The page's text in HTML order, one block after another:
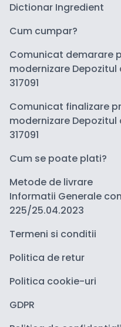
Dictionar Ingredient
Cum cumpar?
Comunicat demarare
modernizare Depozitul
317091
Comunicat finalizare
modernizare Depozitul
317091
Cum se poate plati?
Metode de livrare
Informatii Generale
225/25.04.2023
Termeni si conditii
Politica de retur
Politica cookie-uri
GDPR